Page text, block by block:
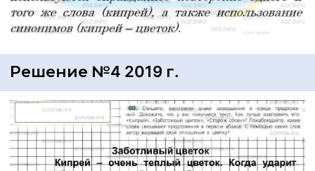
Решение №4 2019 г.